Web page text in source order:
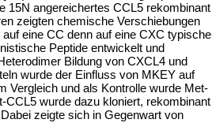
15N angereichertes CCL5 rekombinant
zeigten chemische Verschiebungen
eine CC denn auf eine CXC typische
Peptide entwickelt und
Bildung von CXCL4 und
wurde der Einfluss von MKEY auf
Vergleich und als Kontrolle wurde Met-
wurde dazu kloniert, rekombinant
zeigte sich in Gegenwart von